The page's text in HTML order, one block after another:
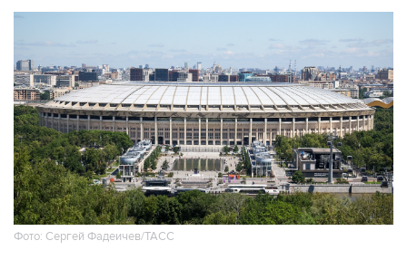
Фото: Сергей Фадеичев/ТАСС